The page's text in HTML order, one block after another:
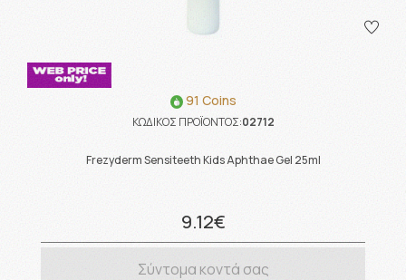
91 Coins
ΚΩΔΙΚΟΣ ΠΡΟΪΟΝΤΟΣ:02712
Frezyderm Sensiteeth Kids Aphthae Gel 25ml
9.12€
Σύντομα κοντά σας